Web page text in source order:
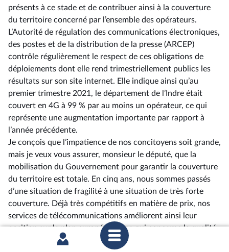
présents à ce stade et de contribuer ainsi à la couverture
du territoire concerné par l’ensemble des opérateurs.
L’Autorité de régulation des communications électroniques,
des postes et de la distribution de la presse (ARCEP)
contrôle régulièrement le respect de ces obligations de
déploiements dont elle rend trimestriellement publics les
résultats sur son site internet. Elle indique ainsi qu’au
premier trimestre 2021, le département de l’Indre était
couvert en 4G à 99 % par au moins un opérateur, ce qui
représente une augmentation importante par rapport à
l’année précédente.
Je conçois que l’impatience de nos concitoyens soit grande,
mais je veux vous assurer, monsieur le député, que la
mobilisation du Gouvernement pour garantir la couverture
du territoire est totale. En cinq ans, nous sommes passés
d’une situation de fragilité à une situation de très forte
couverture. Déjà très compétitifs en matière de prix, nos
services de télécommunications améliorent ainsi leur
position sur le plan européen en ce qui concerne la qualité.